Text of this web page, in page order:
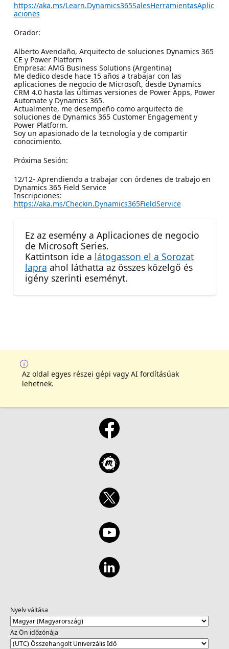
https://aka.ms/Learn.Dynamics365SalesHerramientasAplic
aciones
Orador:
Alberto Avendaño, Arquitecto de soluciones Dynamics 365
CE y Power Platform
Empresa: AMG Business Solutions (Argentina)
Me dedico desde hace 15 años a trabajar con las
aplicaciones de negocio de Microsoft, desde Dynamics
CRM 4.0 hasta las últimas versiones de Power Apps, Power
Automate y Dynamics 365.
Actualmente, me desempeño como arquitecto de
soluciones de Dynamics 365 Customer Engagement y
Power Platform.
Soy un apasionado de la tecnología y de compartir
conocimiento.
Próxima Sesión:
12/12- Aprendiendo a trabajar con órdenes de trabajo en
Dynamics 365 Field Service
Inscripciones:
https://aka.ms/Checkin.Dynamics365FieldService
Ez az esemény a Aplicaciones de negocio
de Microsoft Series.
Kattintson ide a látogasson el a Sorozat
lapra ahol láthatta az összes közelgő és
igény szerinti eseményt.
Az oldal egyes részei gépi vagy AI fordításúak
lehetnek.
Nyelv váltása
Az Ön időzónája